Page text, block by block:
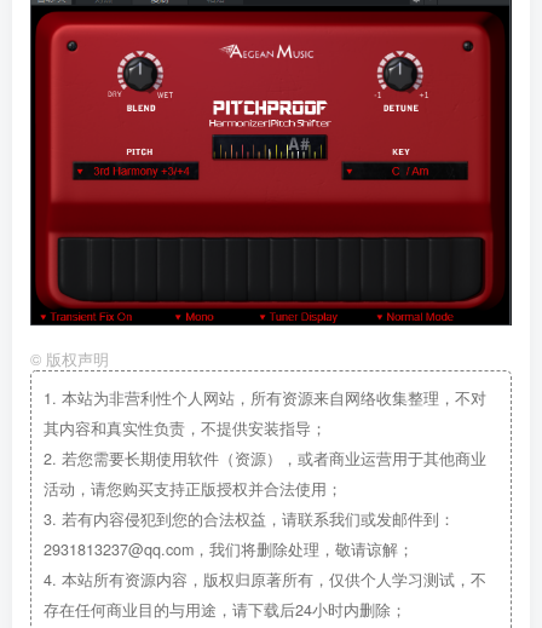
© 版权声明
1. 本站为非营利性个人网站，所有资源来自网络收集整理，不对
其内容和真实性负责，不提供安装指导；
2. 若您需要长期使用软件（资源），或者商业运营用于其他商业
活动，请您购买支持正版授权并合法使用；
3. 若有内容侵犯到您的合法权益，请联系我们或发邮件到：
2931813237@qq.com，我们将删除处理，敬请谅解；
4. 本站所有资源内容，版权归原著所有，仅供个人学习测试，不
存在任何商业目的与用途，请下载后24小时内删除；